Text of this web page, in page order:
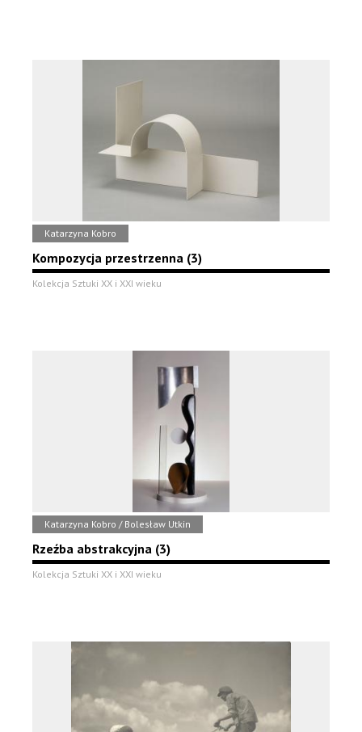
Katarzyna Kobro
Kompozycja przestrzenna (3)
Kolekcja Sztuki XX i XXI wieku
Katarzyna Kobro / Bolesław Utkin
Rzeźba abstrakcyjna (3)
Kolekcja Sztuki XX i XXI wieku